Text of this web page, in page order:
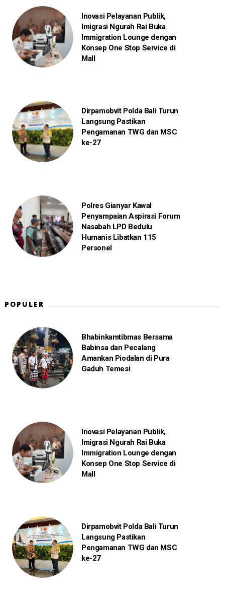
Inovasi Pelayanan Publik,
Imigrasi Ngurah Rai Buka
Immigration Lounge dengan
Konsep One Stop Service di
Mall
Dirpamobvit Polda Bali Turun
Langsung Pastikan
Pengamanan TWG dan MSC
ke-27
Polres Gianyar Kawal
Penyampaian Aspirasi Forum
Nasabah LPD Bedulu
Humanis Libatkan 115
Personel
POPULER
Bhabinkamtibmas Bersama
Babinsa dan Pecalang
Amankan Piodalan di Pura
Gaduh Temesi
Inovasi Pelayanan Publik,
Imigrasi Ngurah Rai Buka
Immigration Lounge dengan
Konsep One Stop Service di
Mall
Dirpamobvit Polda Bali Turun
Langsung Pastikan
Pengamanan TWG dan MSC
ke-27